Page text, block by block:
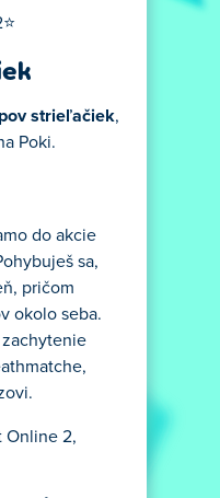
strieľačiek,
Poki.
do akcie
sa,
pričom
okolo seba.
zachytenie
Online 2,